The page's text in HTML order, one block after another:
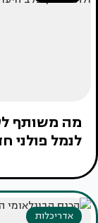
מה משותף
לנמל פולני
אדריכלות